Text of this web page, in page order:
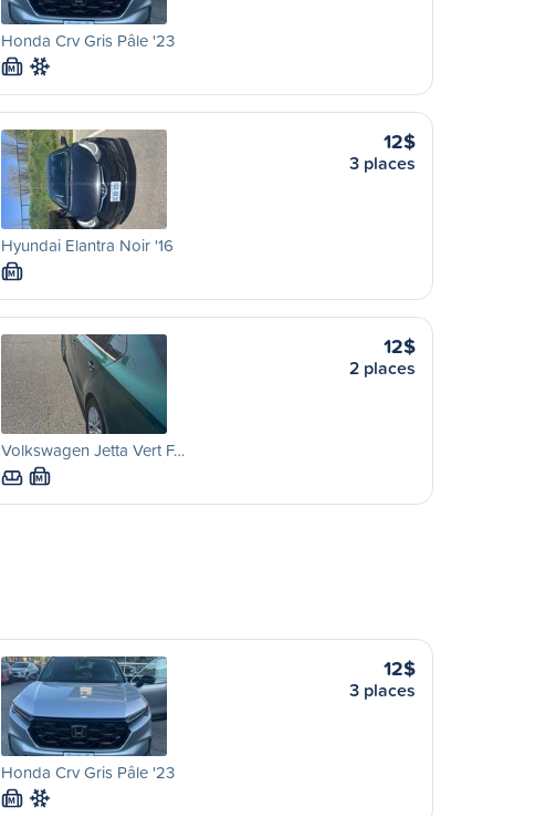
Honda Crv Gris Pâle '23
M
Hyundai Elantra Noir '16
M
12$
3 places
Volkswagen Jetta Vert F…
M
12$
2 places
Honda Crv Gris Pâle '23
M
12$
3 places